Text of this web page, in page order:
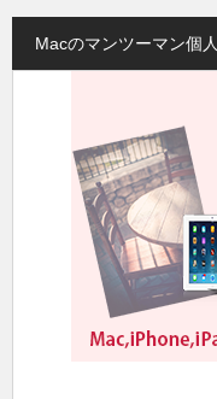
Macのマンツーマン個